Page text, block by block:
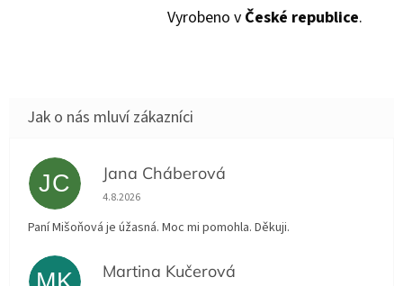
Vyrobeno v České republice.
JC Jana Cháberová
Hodnocení obchodu je 5 z 5 hvězdiček.
4.8.2026
Paní Mišoňová je úžasná. Moc mi pomohla. Děkuji.
Martina Kučerová